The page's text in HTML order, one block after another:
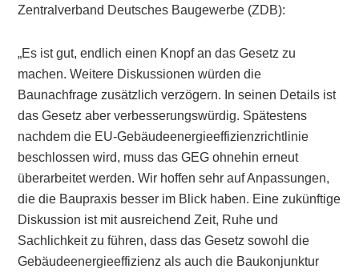
Zentralverband Deutsches Baugewerbe (ZDB):
„Es ist gut, endlich einen Knopf an das Gesetz zu
machen. Weitere Diskussionen würden die
Baunachfrage zusätzlich verzögern. In seinen Details ist
das Gesetz aber verbesserungswürdig. Spätestens
nachdem die EU-Gebäudeenergieeffizienzrichtlinie
beschlossen wird, muss das GEG ohnehin erneut
überarbeitet werden. Wir hoffen sehr auf Anpassungen,
die die Baupraxis besser im Blick haben. Eine zukünftige
Diskussion ist mit ausreichend Zeit, Ruhe und
Sachlichkeit zu führen, dass das Gesetz sowohl die
Gebäudeenergieeffizienz als auch die Baukonjunktur